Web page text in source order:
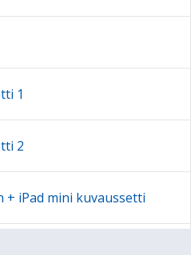
1
2
+ iPad mini kuvaussetti